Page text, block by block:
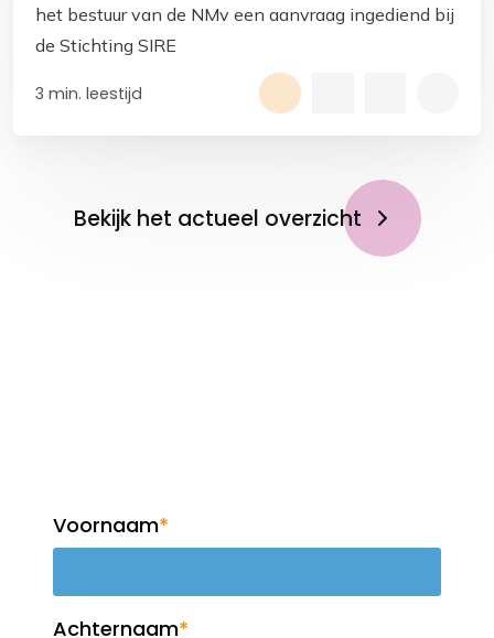
het bestuur van de NMv een aanvraag ingediend bij
de Stichting SIRE
3 min. leestijd
Bekijk het actueel overzicht